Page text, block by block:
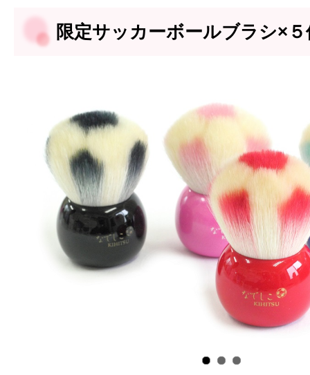
限定サッカーボールブラシ×